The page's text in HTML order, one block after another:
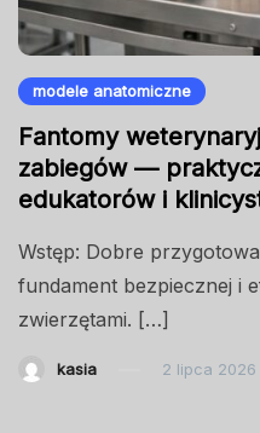
modele anatomiczne
Fantomy
zabiegów —
edukatorów i
Wstęp: Dobre
fundament bezpiecznej i
zwierzętami. […]
kasia 2 lipca 2026